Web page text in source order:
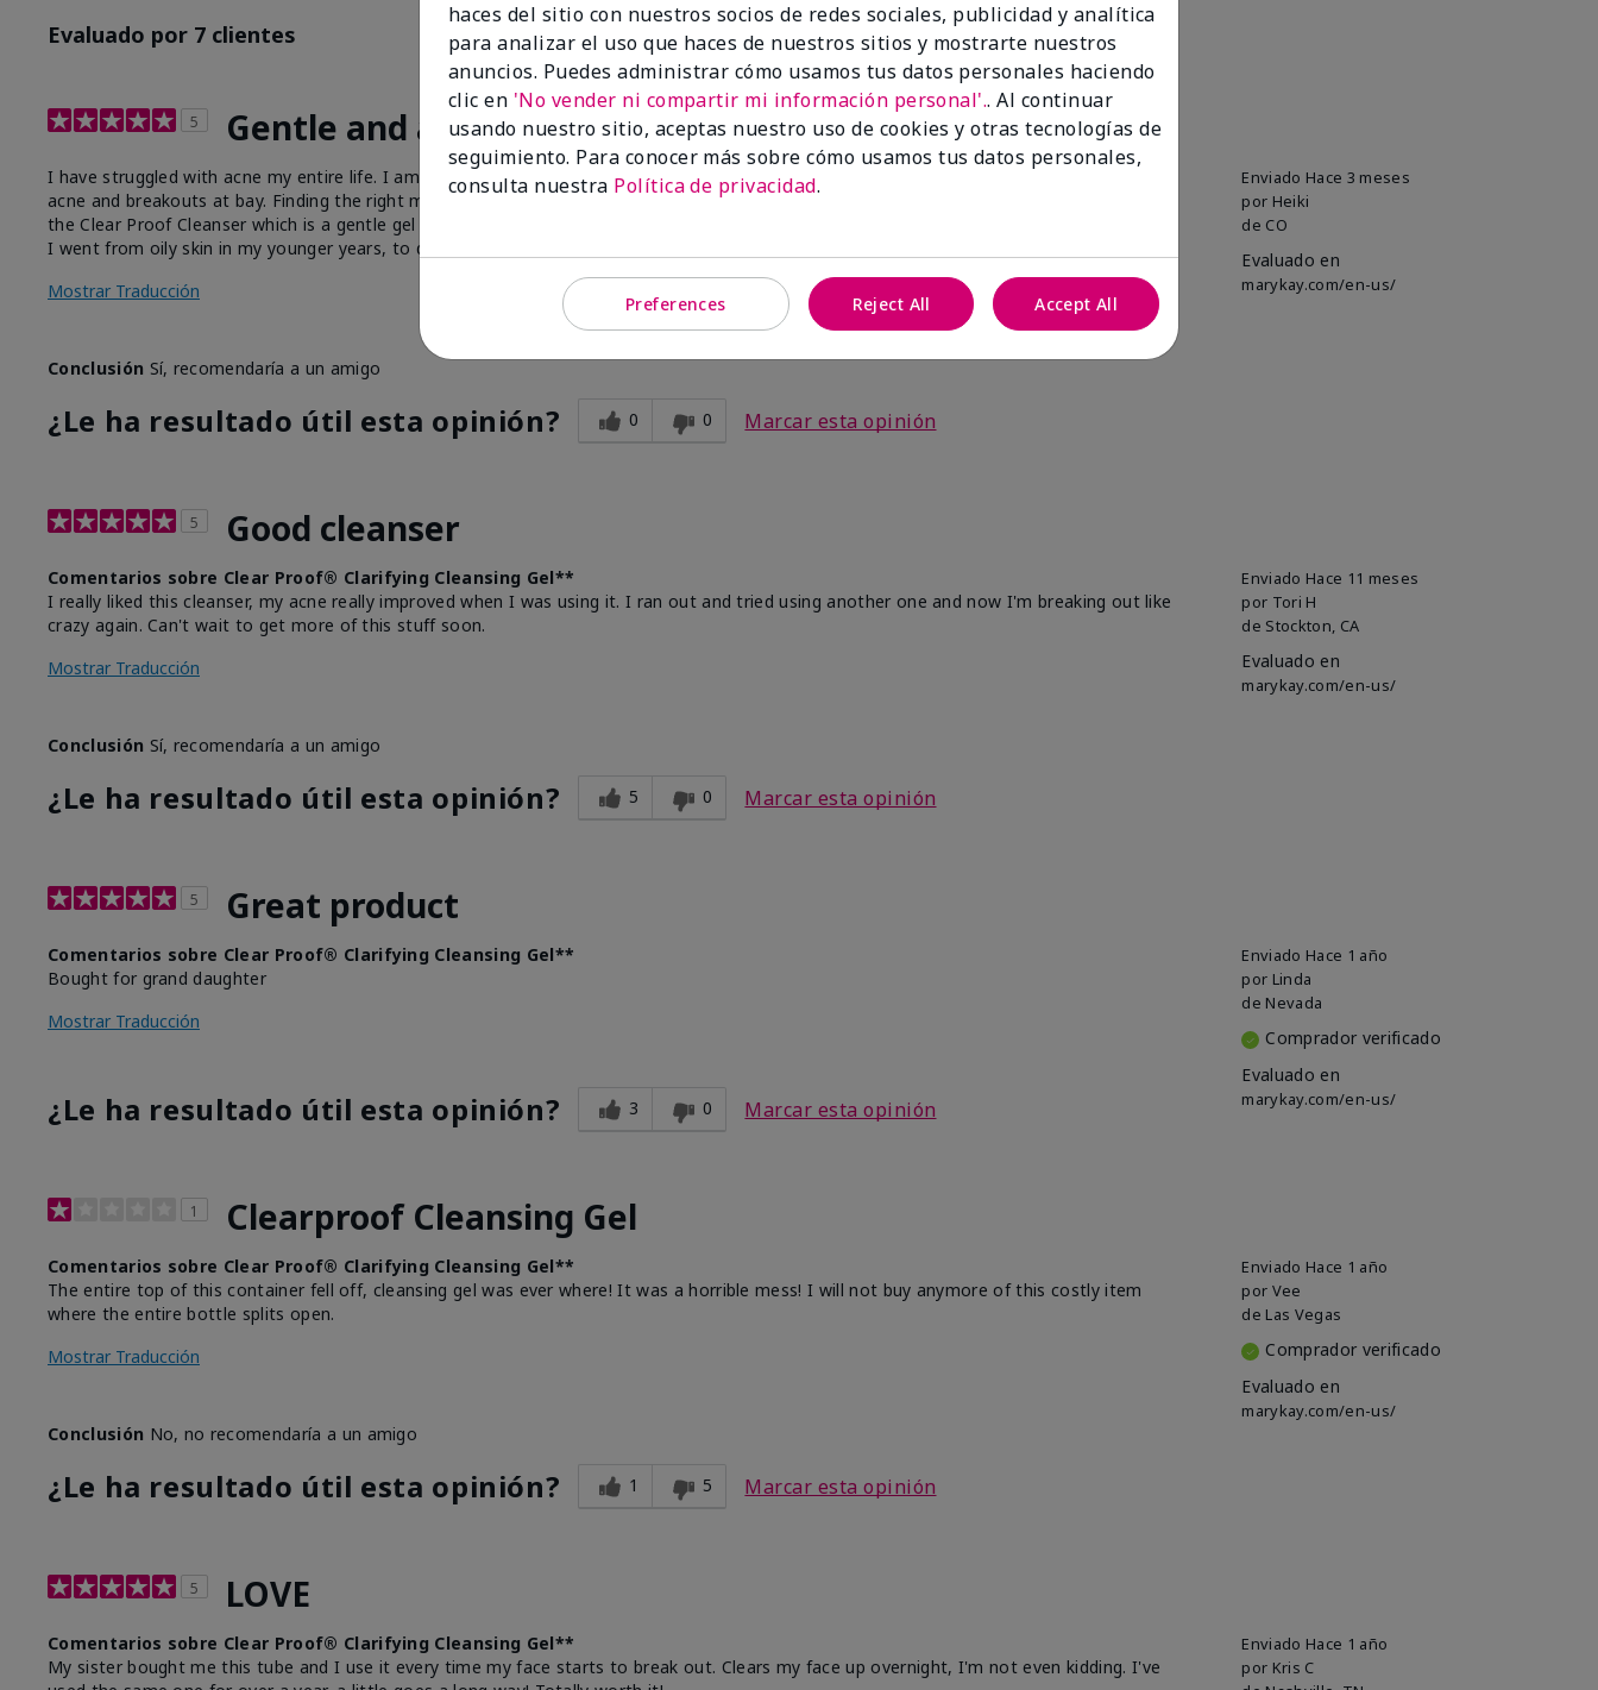
Evaluado por 7 clientes
5 Gentle and affective acne cleanser
Enviado Hace 3 meses
por Heiki
de CO
Evaluado en
marykay.com/en-us/
I have struggled with acne my entire life. I am now in my 50's, I have found that 2% salicylic acid products are the only products that keep
acne and breakouts at bay. Finding the right manufacturer is key -- this Mary Kay product line, Clear Proof, is a life saver. I have been using
the Clear Proof Cleanser which is a gentle gel cleanser and also the Clear Proof Moisturizer for years! Highly recommend for any skin type.
I went from oily skin in my younger years, to dry sensitive skin in my older years. Both products are gentle yet affective.
Mostrar Traducción
Conclusión Sí, recomendaría a un amigo
¿Le ha resultado útil esta opinión? 0 0 Marcar esta opinión
5 Good cleanser
Enviado Hace 11 meses
por Tori H
de Stockton, CA
Evaluado en
marykay.com/en-us/
Comentarios sobre Clear Proof® Clarifying Cleansing Gel**
I really liked this cleanser, my acne really improved when I was using it. I ran out and tried using another one and now I'm breaking out like
crazy again. Can't wait to get more of this stuff soon.
Mostrar Traducción
Conclusión Sí, recomendaría a un amigo
¿Le ha resultado útil esta opinión? 5 0 Marcar esta opinión
5 Great product
Enviado Hace 1 año
por Linda
de Nevada
Comprador verificado
Evaluado en
marykay.com/en-us/
Comentarios sobre Clear Proof® Clarifying Cleansing Gel**
Bought for grand daughter
Mostrar Traducción
¿Le ha resultado útil esta opinión? 3 0 Marcar esta opinión
1 Clearproof Cleansing Gel
Enviado Hace 1 año
por Vee
de Las Vegas
Comprador verificado
Evaluado en
marykay.com/en-us/
Comentarios sobre Clear Proof® Clarifying Cleansing Gel**
The entire top of this container fell off, cleansing gel was ever where! It was a horrible mess! I will not buy anymore of this costly item
where the entire bottle splits open.
Mostrar Traducción
Conclusión No, no recomendaría a un amigo
¿Le ha resultado útil esta opinión? 1 5 Marcar esta opinión
5 LOVE
Enviado Hace 1 año
por Kris C
Comentarios sobre Clear Proof® Clarifying Cleansing Gel**
My sister bought me this tube and I use it every time my face starts to break out. Clears my face up overnight, I'm not even kidding. I've
haces del sitio con nuestros socios de redes sociales, publicidad y analítica
para analizar el uso que haces de nuestros sitios y mostrarte nuestros
anuncios. Puedes administrar cómo usamos tus datos personales haciendo
clic en 'No vender ni compartir mi información personal'.. Al continuar
usando nuestro sitio, aceptas nuestro uso de cookies y otras tecnologías de
seguimiento. Para conocer más sobre cómo usamos tus datos personales,
consulta nuestra Política de privacidad.
Preferences Reject All Accept All